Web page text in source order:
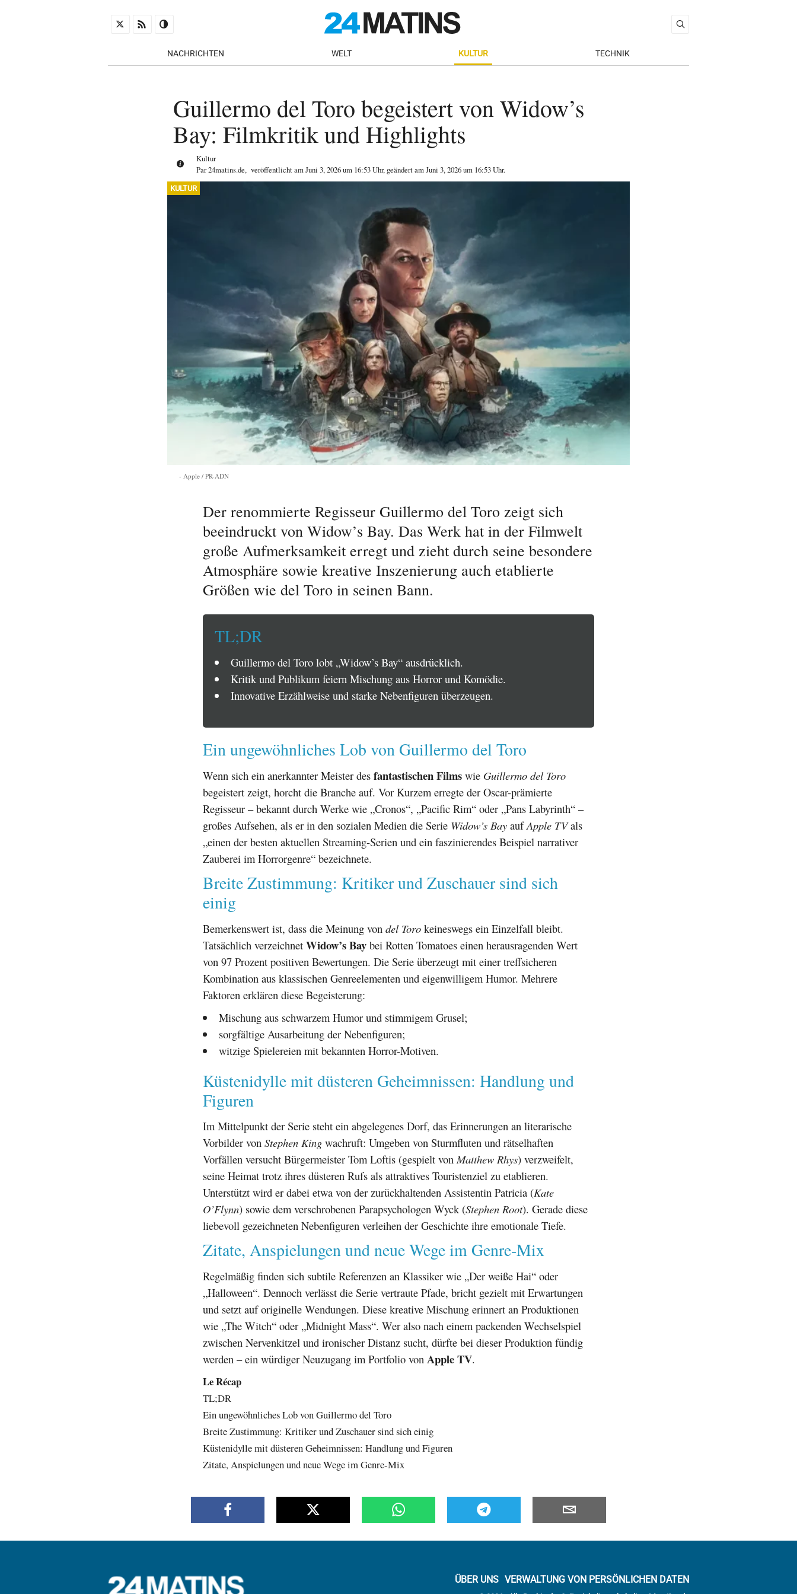
NACHRICHTEN WELT KULTUR TECHNIK
Guillermo del Toro begeistert von Widow’s
Bay: Filmkritik und Highlights
Kultur
Par24matins.de, veröffentlicht amJuni 3, 2026um 16:53 Uhr, geändert am Juni 3, 2026 um 16:53 Uhr.
KULTUR
Apple / PR-ADN
Der renommierte Regisseur Guillermo del Toro zeigt sich
beeindruckt von Widow’s Bay. Das Werk hat in der Filmwelt
große Aufmerksamkeit erregt und zieht durch seine besondere
Atmosphäre sowie kreative Inszenierung auch etablierte
Größen wie del Toro in seinen Bann.
TL;DR
Guillermo del Toro lobt „Widow’s Bay“ ausdrücklich.
Kritik und Publikum feiern Mischung aus Horror und Komödie.
Innovative Erzählweise und starke Nebenfiguren überzeugen.
Ein ungewöhnliches Lob von Guillermo del Toro
Wenn sich ein anerkannter Meister des fantastischen Films wie Guillermo del Toro
begeistert zeigt, horcht die Branche auf. Vor Kurzem erregte der Oscar-prämierte
Regisseur – bekannt durch Werke wie „Cronos“, „Pacific Rim“ oder „Pans Labyrinth“ –
großes Aufsehen, als er in den sozialen Medien die Serie Widow’s Bay aufApple TVals
„einen der besten aktuellen Streaming-Serien und ein faszinierendes Beispiel narrativer
Zauberei im Horrorgenre“ bezeichnete.
Breite Zustimmung: Kritiker und Zuschauer sind sich
einig
Bemerkenswert ist, dass die Meinung von del Toro keineswegs ein Einzelfall bleibt.
Tatsächlich verzeichnet Widow’s Bay bei Rotten Tomatoes einen herausragenden Wert
von 97 Prozent positiven Bewertungen. Die Serie überzeugt mit einer treffsicheren
Kombination aus klassischen Genreelementen und eigenwilligem Humor. Mehrere
Faktoren erklären diese Begeisterung:
Mischung aus schwarzem Humor und stimmigem Grusel;
sorgfältige Ausarbeitung der Nebenfiguren;
witzige Spielereien mit bekannten Horror-Motiven.
Küstenidylle mit düsteren Geheimnissen: Handlung und
Figuren
Im Mittelpunkt der Serie steht ein abgelegenes Dorf, das Erinnerungen an literarische
Vorbilder von Stephen King wachruft: Umgeben von Sturmfluten und rätselhaften
Vorfällen versucht Bürgermeister Tom Loftis (gespielt vonMatthew Rhys) verzweifelt,
seine Heimat trotz ihres düsteren Rufs als attraktives Touristenziel zu etablieren.
Unterstützt wird er dabei etwa von der zurückhaltenden Assistentin Patricia (Kate
O’Flynn) sowie dem verschrobenen Parapsychologen Wyck (Stephen Root). Gerade diese
liebevoll gezeichneten Nebenfiguren verleihen der Geschichte ihre emotionale Tiefe.
Zitate, Anspielungen und neue Wege im Genre-Mix
Regelmäßig finden sich subtile Referenzen an Klassiker wie „Der weiße Hai“ oder
„Halloween“. Dennoch verlässt die Serie vertraute Pfade, bricht gezielt mit Erwartungen
und setzt auf originelle Wendungen. Diese kreative Mischung erinnert an Produktionen
wie „The Witch“ oder „Midnight Mass“. Wer also nach einem packenden Wechselspiel
zwischen Nervenkitzel und ironischer Distanz sucht, dürfte bei dieser Produktion fündig
werden – ein würdiger Neuzugang im Portfolio von Apple TV.
Le Récap
TL;DR
Ein ungewöhnliches Lob von Guillermo del Toro
Breite Zustimmung: Kritiker und Zuschauer sind sich einig
Küstenidylle mit düsteren Geheimnissen: Handlung und Figuren
Zitate, Anspielungen und neue Wege im Genre-Mix
ÜBER UNS VERWALTUNG VON PERSÖNLICHEN DATEN